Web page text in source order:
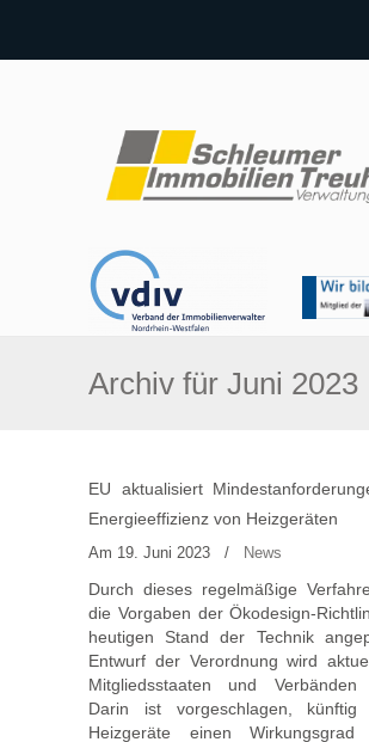
Archiv für Juni 2023
EU aktualisiert
Energieeffizienz von Heizgeräten
Am 19. Juni 2023 / News
Durch dieses regelmäßige
die Vorgaben der Ökodesign-
heutigen Stand der Technik
Entwurf der Verordnung wird
Mitgliedsstaaten und Verbänden
Darin ist vorgeschlagen,
Heizgeräte einen